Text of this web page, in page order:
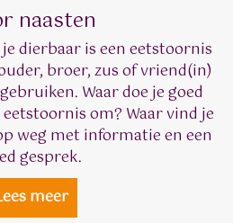
naasten
dierbaar is een eetstoornis
broer, zus of vriend(in)
Waar doe je goed
om? Waar vind je
weg met informatie en een
gesprek.
meerabout Voor naasten